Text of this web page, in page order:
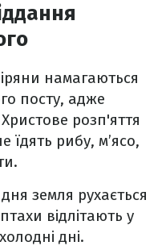
намагаються
посту, адже
розп'яття
їдять рибу, м’ясо,
земля рухається
відлітають у
дні.